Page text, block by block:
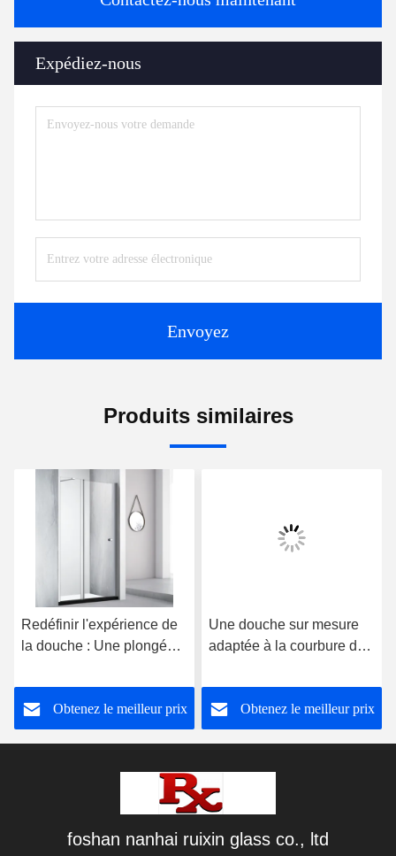
Expédiez-nous
Envoyez
Produits similaires
Redéfinir l'expérience de
la douche : Une plongée
cabines de douche
personnalisées
Obtenez le meilleur prix
Une douche sur mesure
adaptée à la courbure de
esthétique minimaliste et
des fonctions pratiques
Obtenez le meilleur prix
foshan nanhai ruixin glass co., ltd